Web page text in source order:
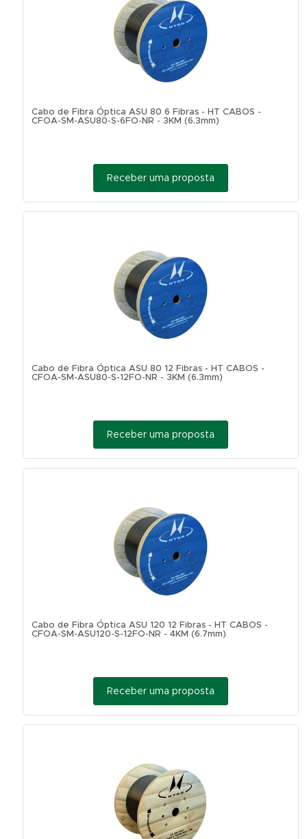
Cabo de Fibra Óptica ASU 80 6 Fibras - HT CABOS -
CFOA-SM-ASU80-S-6FO-NR - 3KM (6.3mm)
Receber uma proposta
Cabo de Fibra Óptica ASU 80 12 Fibras - HT CABOS -
CFOA-SM-ASU80-S-12FO-NR - 3KM (6.3mm)
Receber uma proposta
Cabo de Fibra Óptica ASU 120 12 Fibras - HT CABOS -
CFOA-SM-ASU120-S-12FO-NR - 4KM (6.7mm)
Receber uma proposta